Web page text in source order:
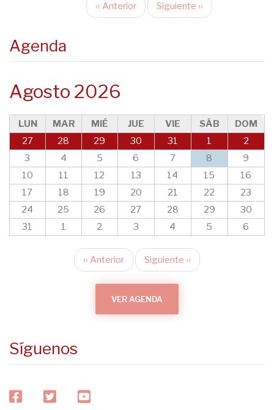
Paginación
‹‹ Anterior Siguiente ››
Agenda
Agosto 2026
LUN MAR MIÉ JUE VIE SÁB
DOM
27
28 29 30 31 1
2
3
4 5 6 7 8
9
10
11 12 13 14 15
16
17
18 19 20 21 22
23
24
25 26 27 28 29
30
31
1 2 3 4 5 6
Paginación
‹‹ Anterior Siguiente ››
VER AGENDA
Síguenos
facebooktwitteryoutube